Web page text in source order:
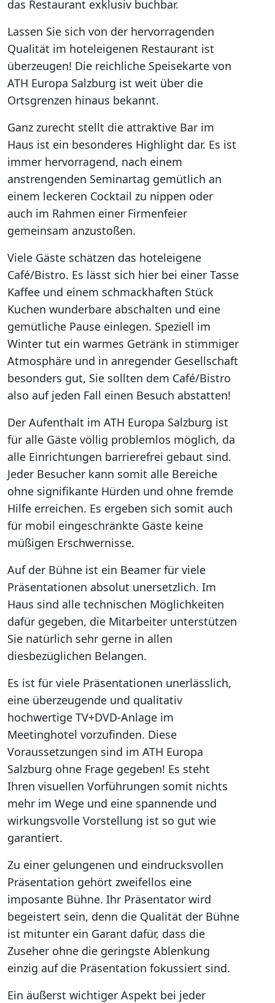
das Restaurant exklusiv buchbar.
Lassen Sie sich von der hervorragenden
Qualität im hoteleigenen Restaurant ist
überzeugen! Die reichliche Speisekarte von
ATH Europa Salzburg ist weit über die
Ortsgrenzen hinaus bekannt.
Ganz zurecht stellt die attraktive Bar im
Haus ist ein besonderes Highlight dar. Es ist
immer hervorragend, nach einem
anstrengenden Seminartag gemütlich an
einem leckeren Cocktail zu nippen oder
auch im Rahmen einer Firmenfeier
gemeinsam anzustoßen.
Viele Gäste schätzen das hoteleigene
Café/Bistro. Es lässt sich hier bei einer Tasse
Kaffee und einem schmackhaften Stück
Kuchen wunderbare abschalten und eine
gemütliche Pause einlegen. Speziell im
Winter tut ein warmes Getränk in stimmiger
Atmosphäre und in anregender Gesellschaft
besonders gut, Sie sollten dem Café/Bistro
also auf jeden Fall einen Besuch abstatten!
Der Aufenthalt im ATH Europa Salzburg ist
für alle Gäste völlig problemlos möglich, da
alle Einrichtungen barrierefrei gebaut sind.
Jeder Besucher kann somit alle Bereiche
ohne signifikante Hürden und ohne fremde
Hilfe erreichen. Es ergeben sich somit auch
für mobil eingeschränkte Gäste keine
müßigen Erschwernisse.
Auf der Bühne ist ein Beamer für viele
Präsentationen absolut unersetzlich. Im
Haus sind alle technischen Möglichkeiten
dafür gegeben, die Mitarbeiter unterstützen
Sie natürlich sehr gerne in allen
diesbezüglichen Belangen.
Es ist für viele Präsentationen unerlässlich,
eine überzeugende und qualitativ
hochwertige TV+DVD-Anlage im
Meetinghotel vorzufinden. Diese
Voraussetzungen sind im ATH Europa
Salzburg ohne Frage gegeben! Es steht
Ihren visuellen Vorführungen somit nichts
mehr im Wege und eine spannende und
wirkungsvolle Vorstellung ist so gut wie
garantiert.
Zu einer gelungenen und eindrucksvollen
Präsentation gehört zweifellos eine
imposante Bühne. Ihr Präsentator wird
begeistert sein, denn die Qualität der Bühne
ist mitunter ein Garant dafür, dass die
Zuseher ohne die geringste Ablenkung
einzig auf die Präsentation fokussiert sind.
Ein äußerst wichtiger Aspekt bei jeder